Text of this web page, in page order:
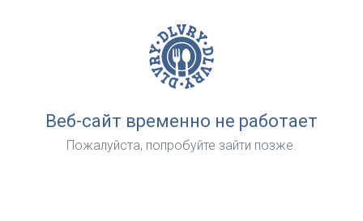
Веб-сайт временно не работает
Пожалуйста, попробуйте зайти позже.